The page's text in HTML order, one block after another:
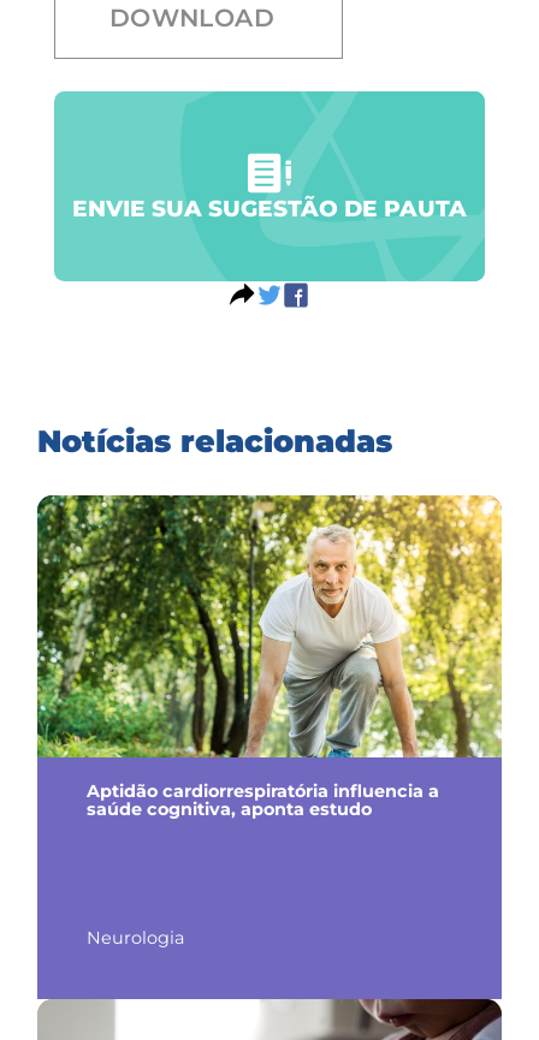
DOWNLOAD
ENVIE SUA SUGESTÃO DE PAUTA
Notícias relacionadas
Aptidão cardiorrespiratória influencia a
saúde cognitiva, aponta estudo
Neurologia